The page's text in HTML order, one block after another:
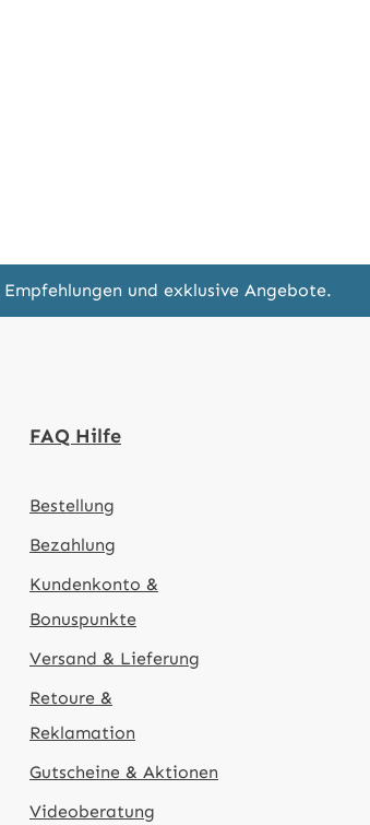
und exklusive Angebote.
FAQ Hilfe
Bestellung
Bezahlung
Kundenkonto &
Bonuspunkte
Versand & Lieferung
Retoure &
Reklamation
Gutscheine & Aktionen
Videoberatung